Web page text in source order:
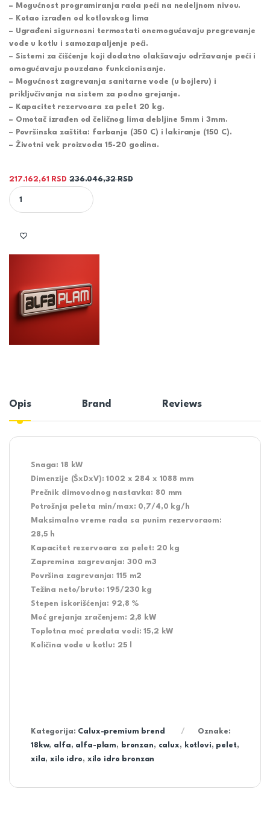
– Mogućnost programiranja rada peći na nedeljnom nivou.
– Kotao izrađen od kotlovskog lima
– Ugrađeni sigurnosni termostati onemogućavaju pregrevanje
vode u kotlu i samozapaljenje peći.
– Sistemi za čišćenje koji dodatno olakšavaju održavanje peći i
omogućavaju pouzdano funkcionisanje.
– Mogućnost zagrevanja sanitarne vode (u bojleru) i
priključivanja na sistem za podno grejanje.
– Kapacitet rezervoara za pelet 20 kg.
– Omotač izrađen od čeličnog lima debljine 5mm i 3mm.
– Površinska zaštita: farbanje (350 C) i lakiranje (150 C).
– Životni vek proizvoda 15-20 godina.
217.162,61 RSD 236.046,32RSD
CALUX XILA IDRO 18 kW BRONZAN peć na pelet sa kotlom za
Opis Brand Reviews
Snaga: 18 kW
Dimenzije (ŠxDxV): 1002 x 284 x 1088 mm
Prečnik dimovodnog nastavka: 80 mm
Potrošnja peleta min/max: 0,7/4,0 kg/h
Maksimalno vreme rada sa punim rezervoraom:
28,5 h
Kapacitet rezervoara za pelet: 20 kg
Zapremina zagrevanja: 300 m3
Površina zagrevanja: 115 m2
Težina neto/bruto: 195/230 kg
Stepen iskorišćenja: 92,8 %
Moć grejanja zračenjem: 2,8 kW
Toplotna moć predata vodi: 15,2 kW
Količina vode u kotlu: 25 l
Kategorija: Calux-premium brend
Oznake:
18kw, alfa, alfa-plam, bronzan, calux, kotlovi, pelet,
xila,xilo idro, xilo idro bronzan